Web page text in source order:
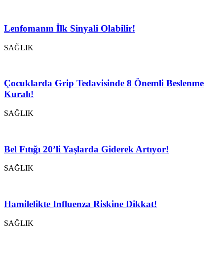
Lenfomanın İlk Sinyali Olabilir!
SAĞLIK
Çocuklarda Grip Tedavisinde 8 Önemli Beslenme
Kuralı!
SAĞLIK
Bel Fıtığı 20’li Yaşlarda Giderek Artıyor!
SAĞLIK
Hamilelikte Influenza Riskine Dikkat!
SAĞLIK